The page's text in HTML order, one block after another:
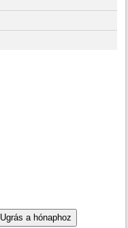
Ugrás a hónaphoz